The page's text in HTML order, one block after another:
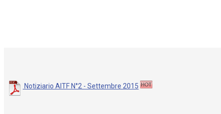
Notiziario AITF N°2 - Settembre 2015